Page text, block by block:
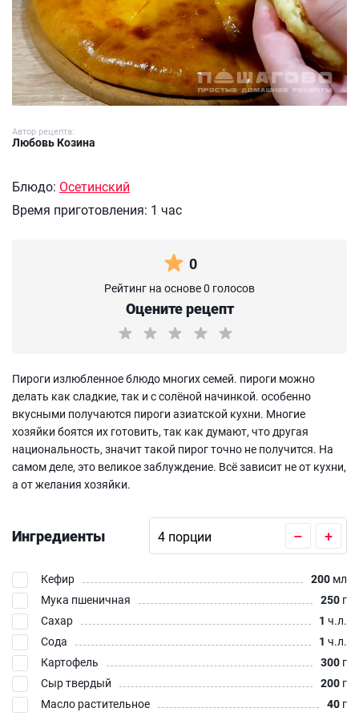
Автор рецепта:
Любовь Козина
Блюдо: Осетинский
Время приготовления: 1 час
0
Рейтинг на основе 0 голосов
Оцените рецепт
Пироги излюбленное блюдо многих семей. пироги можно
делать как сладкие, так и с солёной начинкой. особенно
вкусными получаются пироги азиатской кухни. Многие
хозяйки боятся их готовить, так как думают, что другая
национальность, значит такой пирог точно не получится. На
самом деле, это великое заблуждение. Всё зависит не от кухни,
а от желания хозяйки.
Ингредиенты – +
Кефир 200 мл
Мука пшеничная
250 г
Сахар
1 ч.л.
Сода
1 ч.л.
Картофель
300 г
Сыр твердый
200 г
Масло растительное
40 г